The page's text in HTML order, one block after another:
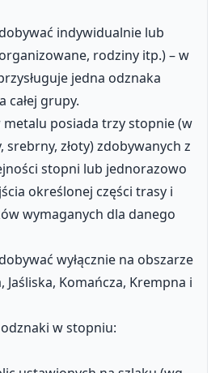
indywidualnie lub
rodziny itp.) – w
jedna odznaka
całej grupy.
posiada trzy stopnie (w
złoty) zdobywanych z
stopni lub jednorazowo
określonej części trasy i
wymaganych dla danego
wyłącznie na obszarze
Jaśliska, Komańcza, Krempna i
w stopniu: